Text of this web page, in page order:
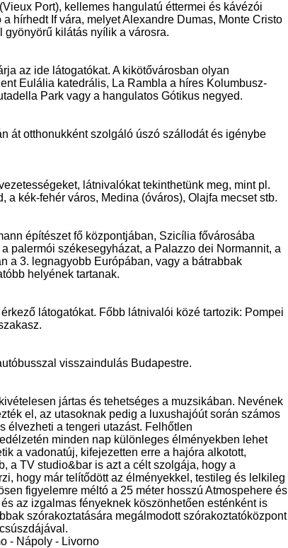
Port), kellemes hangulatú éttermei és kávézói
hírhedt If vára, melyet Alexandre Dumas, Monte Cristo
kilátás nyílik a városra.
az ide látogatókat. A kikötővárosban olyan
Eulália katedrális, La Rambla a híres Kolumbusz-
Park vagy a hangulatos Gótikus negyed.
át otthonukként szolgáló úszó szállodát és igénybe
látnivalókat tekinthetünk meg, mint pl.
kék-fehér város, Medina (óváros), Olajfa mecset stb.
építészet fő központjában, Szicília fővárosába
palermói székesegyházat, a Palazzo dei Normannit, a
a 3. legnagyobb Európában, vagy a bátrabbak
helyének tartanak.
látogatókat. Főbb látnivalói közé tartozik: Pompei
visszaindulás Budapestre.
jártas és tehetséges a muzsikában. Nevének
el, az utasoknak pedig a luxushajóút során számos
élvezheti a tengeri utazást. Felhőtlen
minden nap különleges élményekben lehet
a vadonatúj, kifejezetten erre a hajóra alkotott,
a TV studio&bar is azt a célt szolgája, hogy a
hogy már telítődött az élményekkel, testileg és lelkileg
figyelemre méltó a 25 méter hosszú Atmospehere és
az izgalmas fényeknek köszönhetően esténként is
szórakoztatására megálmodott szórakoztatóközpont
- Nápoly - Livorno